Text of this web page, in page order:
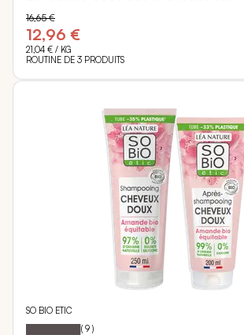
12,96 €
16,65 €
21,04 € / KG
ROUTINE DE 3 PRODUITS
SO BIO ETIC
Notation: 98
% of
( 9 )